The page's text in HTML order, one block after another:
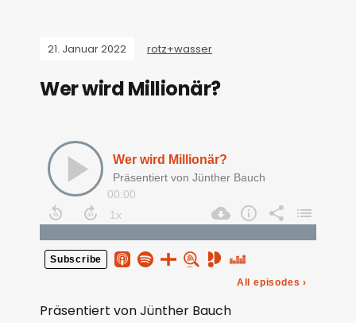
21. Januar 2022 rotz+wasser
Wer wird Millionär?
Präsentiert von Jünther Bauch